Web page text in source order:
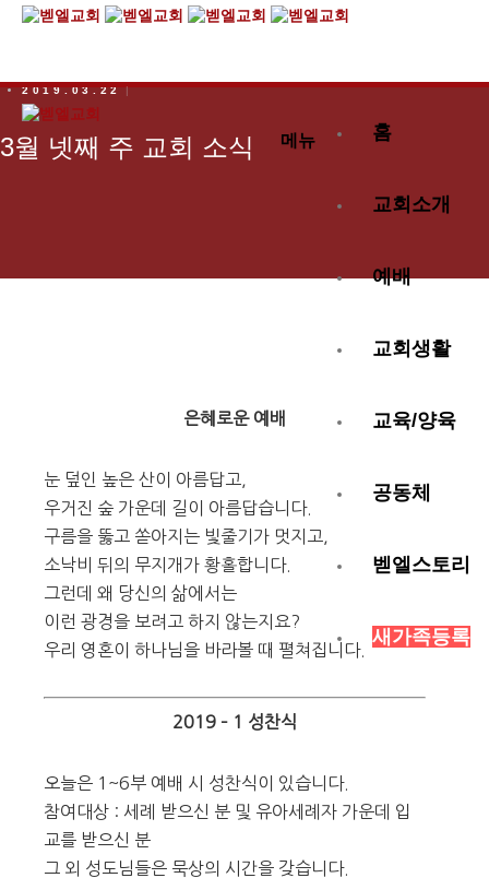
홈
교회소개
예배
교회생활
교육/양육
공동체
벧엘스토리
새가족등록
메뉴
2019.03.22
3월 넷째 주 교회 소식
은혜로운 예배
눈 덮인 높은 산이 아름답고,
우거진 숲 가운데 길이 아름답습니다.
구름을 뚫고 쏟아지는 빛줄기가 멋지고,
소낙비 뒤의 무지개가 황홀합니다.
그런데 왜 당신의 삶에서는
이런 광경을 보려고 하지 않는지요?
우리 영혼이 하나님을 바라볼 때 펼쳐집니다.
2019 – 1 성찬식
오늘은 1~6부 예배 시 성찬식이 있습니다.
참여대상 : 세례 받으신 분 및 유아세례자 가운데 입
교를 받으신 분
그 외 성도님들은 묵상의 시간을 갖습니다.